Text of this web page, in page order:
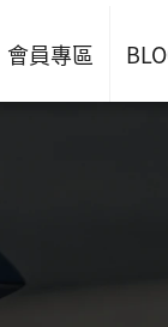
會員專區